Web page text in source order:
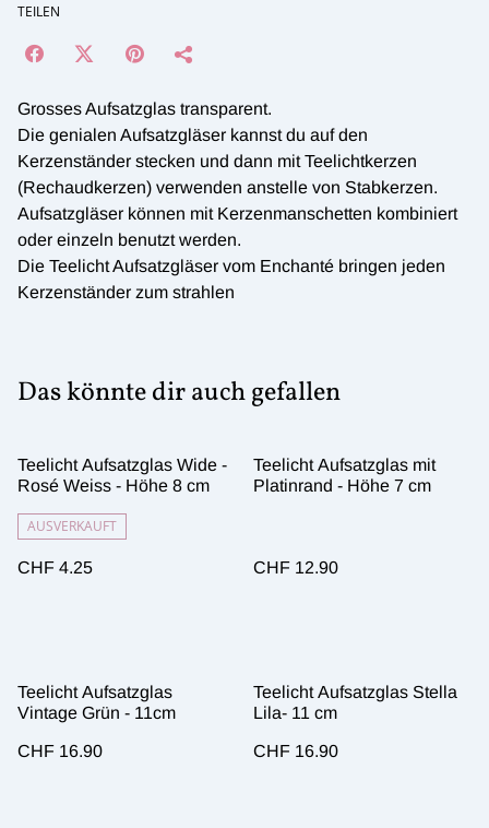
TEILEN
Grosses Aufsatzglas transparent.
Die genialen Aufsatzgläser kannst du auf den
Kerzenständer stecken und dann mit Teelichtkerzen
(Rechaudkerzen) verwenden anstelle von Stabkerzen.
Aufsatzgläser können mit Kerzenmanschetten kombiniert
oder einzeln benutzt werden.
Die Teelicht Aufsatzgläser vom Enchanté bringen jeden
Kerzenständer zum strahlen
Das könnte dir auch gefallen
Teelicht Aufsatzglas Wide -
Rosé Weiss - Höhe 8 cm
AUSVERKAUFT
CHF 4.25
Teelicht Aufsatzglas mit
Platinrand - Höhe 7 cm
CHF 12.90
Teelicht Aufsatzglas
Vintage Grün - 11cm
CHF 16.90
Teelicht Aufsatzglas Stella
Lila- 11 cm
CHF 16.90